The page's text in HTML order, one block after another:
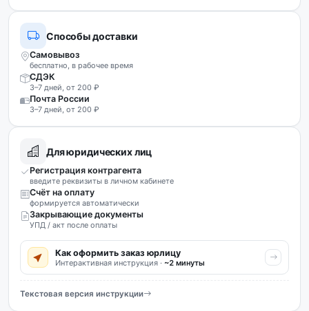
Способы доставки
Самовывоз
бесплатно, в рабочее время
СДЭК
3–7 дней, от 200 ₽
Почта России
3–7 дней, от 200 ₽
Для юридических лиц
Регистрация контрагента
введите реквизиты в личном кабинете
Счёт на оплату
формируется автоматически
Закрывающие документы
УПД / акт после оплаты
Как оформить заказ юрлицу
Интерактивная инструкция · ~2 минуты
Текстовая версия инструкции